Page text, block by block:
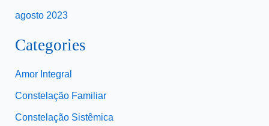
agosto 2023
Categories
Amor Integral
Constelação Familiar
Constelação Sistêmica